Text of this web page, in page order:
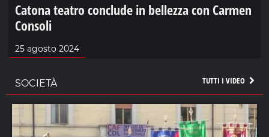
Catona teatro conclude in bellezza con Carmen
Consoli
25 agosto 2024
TUTTI I VIDEO
SOCIETÀ